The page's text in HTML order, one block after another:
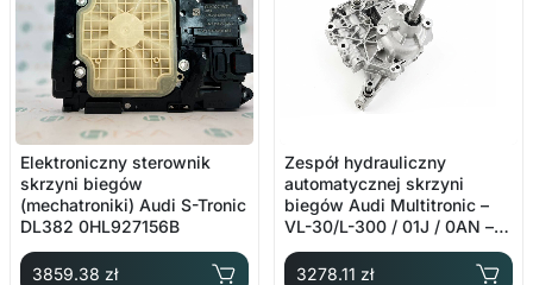
Elektroniczny sterownik
skrzyni biegów
(mechatroniki) Audi S-Tronic
DL382 0HL927156B
3859.38 zł
Zespół hydrauliczny
automatycznej skrzyni
biegów Audi Multitronic –
VL-30/L-300 / 01J / 0AN –
OE: 01J927156CQ
3278.11 zł